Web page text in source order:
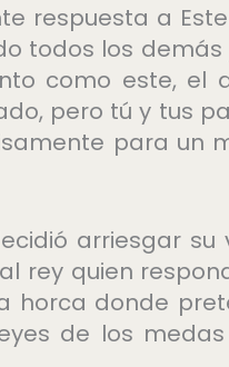
respuesta a
todos los demás
como este, el
pero tú y tus
para un
arriesgar
rey quien
horca donde
de los